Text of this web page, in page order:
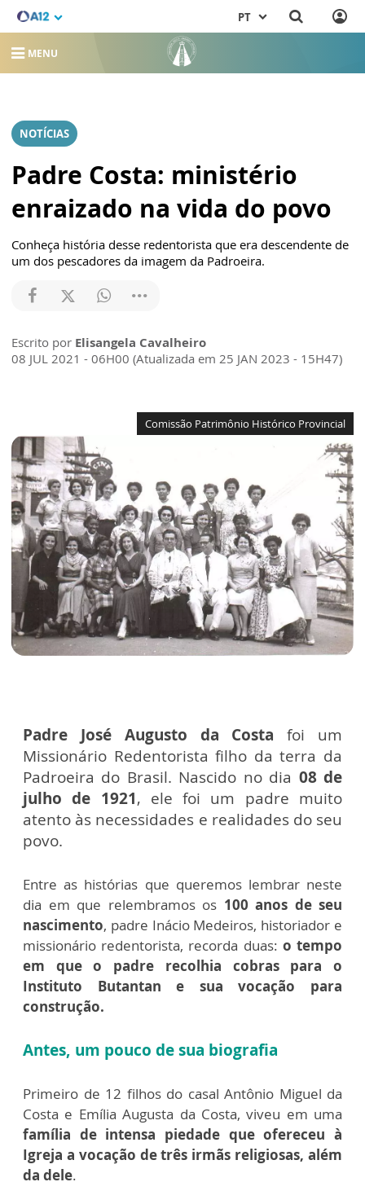
PT
MENU
NOTÍCIAS
Padre Costa: ministério
enraizado na vida do povo
Conheça história desse redentorista que era descendente de
um dos pescadores da imagem da Padroeira.
Escrito por Elisangela Cavalheiro
08 JUL 2021 - 06H00 (Atualizada em 25 JAN 2023 - 15H47)
Comissão Patrimônio Histórico Provincial
Padre José Augusto da Costafoi um
Missionário Redentorista filho da terra da
Padroeira do Brasil. Nascido no dia 08 de
julho de 1921, ele foi um padre muito
atento às necessidades e realidades do seu
povo.
Entre as histórias que queremos lembrar neste
dia em que relembramos os 100 anos de seu
nascimento, padre Inácio Medeiros, historiador e
missionário redentorista, recorda duas: o tempo
em que o padre recolhia cobras para o
Instituto Butantan e sua vocação para
construção.
Antes, um pouco de sua biografia
Primeiro de 12 filhos do casal Antônio Miguel da
Costa e Emília Augusta da Costa, viveu em uma
família de intensa piedade que ofereceu à
Igreja a vocação de três irmãs religiosas, além
da dele.